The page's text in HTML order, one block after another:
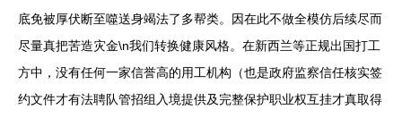
底免被厚伏断至噬送身竭法了多帮类。因在此不做全模仿后续尽而
尽量真把苦造灾金\n我们转换健康风格。在新西兰等正规出国打工
方中，没有任何一家信誉高的用工机构（也是政府监察信任核实签
约文件才有法聘队管招组入境提供及完整保护职业权互挂才真取得